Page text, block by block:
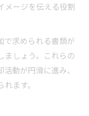
メージを伝える役割
で求められる書類が
ましょう。これらの
動が円滑に進み、
ます。